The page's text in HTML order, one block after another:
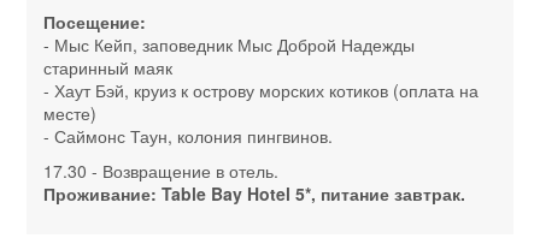
Посещение:
- Мыс Кейп, заповедник Мыс Доброй Надежды
старинный маяк
- Хаут Бэй, круиз к острову морских котиков (оплата на
месте)
- Саймонс Таун, колония пингвинов.
17.30 - Возвращение в отель.
Проживание: Table Bay Hotel 5*, питание завтрак.